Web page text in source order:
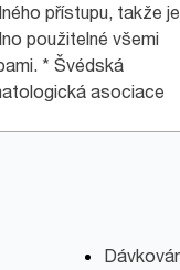
přístupu, takže je
použitelné všemi
* Švédská
asociace